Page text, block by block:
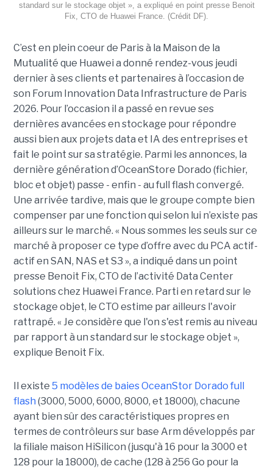
standard sur le stockage objet », a expliqué en point presse Benoit
Fix, CTO de Huawei France. (Crédit DF).
C’est en plein coeur de Paris à la Maison de la
Mutualité que Huawei a donné rendez-vous jeudi
dernier à ses clients et partenaires à l’occasion de
son Forum Innovation Data Infrastructure de Paris
2026. Pour l’occasion il a passé en revue ses
dernières avancées en stockage pour répondre
aussi bien aux projets data et IA des entreprises et
fait le point sur sa stratégie. Parmi les annonces, la
dernière génération d’OceanStore Dorado (fichier,
bloc et objet) passe - enfin - au full flash convergé.
Une arrivée tardive, mais que le groupe compte bien
compenser par une fonction qui selon lui n’existe pas
ailleurs sur le marché. « Nous sommes les seuls sur ce
marché à proposer ce type d’offre avec du PCA actif-
actif en SAN, NAS et S3 », a indiqué dans un point
presse Benoit Fix, CTO de l’activité Data Center
solutions chez Huawei France. Parti en retard sur le
stockage objet, le CTO estime par ailleurs l'avoir
rattrapé. « Je considère que l'on s'est remis au niveau
par rapport à un standard sur le stockage objet »,
explique Benoit Fix.
Il existe 5 modèles de baies OceanStor Dorado full
flash (3000, 5000, 6000, 8000, et 18000), chacune
ayant bien sûr des caractéristiques propres en
termes de contrôleurs sur base Arm développés par
la filiale maison HiSilicon (jusqu'à 16 pour la 3000 et
128 pour la 18000), de cache (128 à 256 Go pour la